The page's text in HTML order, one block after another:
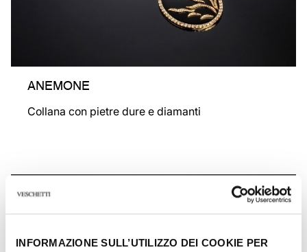
INFORMAZIONE SULL’UTILIZZO DEI COOKIE PER
ANEMONE
Collana con pietre dure e diamanti